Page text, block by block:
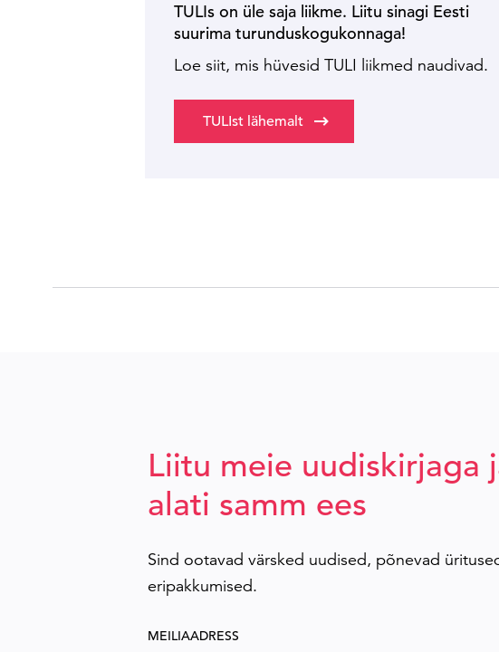
TULIs on üle saja liikme. Liitu sinagi Eesti
suurima turunduskogukonnaga!
Loe siit, mis hüvesid TULI liikmed naudivad.
TULIst lähemalt
Liitu meie uudiskirjaga
alati samm ees
Sind ootavad värsked uudised, põnevad
eripakkumised.
MEILIAADRESS